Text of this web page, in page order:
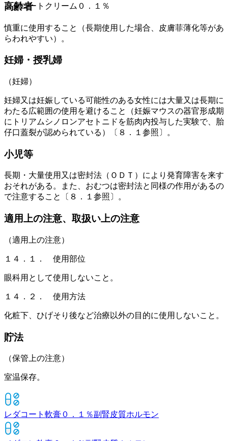
レダコートクリーム０．１％
高齢者
慎重に使用すること（長期使用した場合、皮膚菲薄化等があ
らわれやすい）。
妊婦・授乳婦
（妊婦）
妊婦又は妊娠している可能性のある女性には大量又は長期に
わたる広範囲の使用を避けること（妊娠マウスの器官形成期
にトリアムシノロンアセトニドを筋肉内投与した実験で、胎
仔口蓋裂が認められている）〔８．１参照〕。
小児等
長期・大量使用又は密封法（ＯＤＴ）により発育障害を来す
おそれがある。また、おむつは密封法と同様の作用があるの
で注意すること〔８．１参照〕。
適用上の注意、取扱い上の注意
（適用上の注意）
１４．１． 使用部位
眼科用として使用しないこと。
１４．２． 使用方法
化粧下、ひげそり後など治療以外の目的に使用しないこと。
貯法
（保管上の注意）
室温保存。
レダコート軟膏０．１％副腎皮質ホルモン